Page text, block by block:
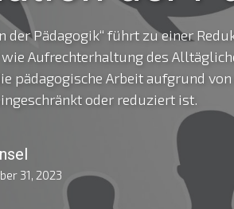
der Pädagogik“ führt zu einer
wie Aufrechterhaltung des
pädagogische Arbeit aufgrund
oder reduziert ist.
31, 2023